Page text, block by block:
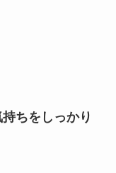
ちをしっかり